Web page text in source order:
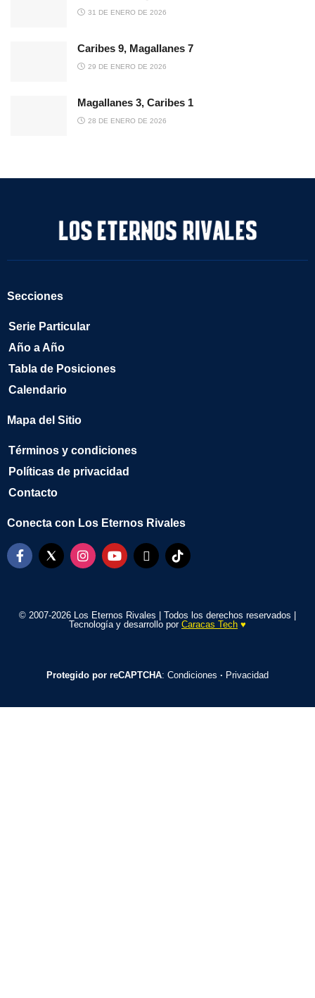
31 DE ENERO DE 2026
Caribes 9, Magallanes 7
29 DE ENERO DE 2026
Magallanes 3, Caribes 1
28 DE ENERO DE 2026
Secciones
Serie Particular
Año a Año
Tabla de Posiciones
Calendario
Mapa del Sitio
Términos y condiciones
Políticas de privacidad
Contacto
Conecta con Los Eternos Rivales
© 2007-2026 Los Eternos Rivales | Todos los derechos reservados |
Tecnología y desarrollo por Caracas Tech ♥️
Protegido por reCAPTCHA: Condiciones · Privacidad